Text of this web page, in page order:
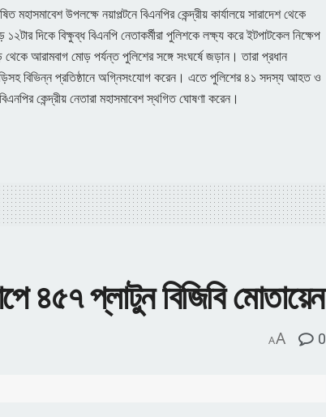
মহাসমাবেশ উপলক্ষে নয়াপল্টনে বিএনপির কেন্দ্রীয় কার্যালয়ে সারাদেশ থেকে
দিকে বিক্ষুব্ধ বিএনপি নেতাকর্মীরা পুলিশকে লক্ষ্য করে ইটপাটকেল নিক্ষেপ
থেকে আরামবাগ মোড় পর্যন্ত পুলিশের সঙ্গে সংঘর্ষে জড়ান। তারা প্রধান
বিভিন্ন প্রতিষ্ঠানে অগ্নিসংযোগ করেন। এতে পুলিশের ৪১ সদস্য আহত ও
কেন্দ্রীয় নেতারা মহাসমাবেশ স্থগিত ঘোষণা করেন।
৪৫৭ প্লাটুন বিজিবি মোতায়েন
AA 0